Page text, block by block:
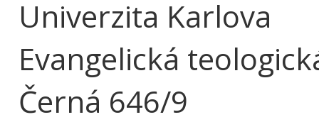
Univerzita Karlova
Evangelická
Černá 646/9